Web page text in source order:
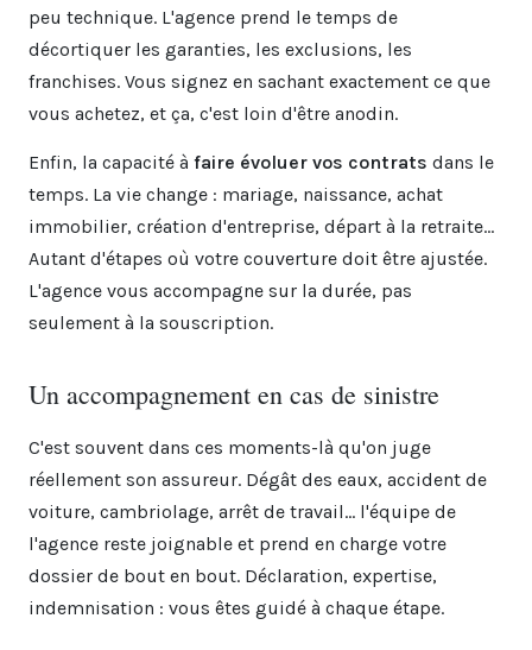
peu technique. L'agence prend le temps de
décortiquer les garanties, les exclusions, les
franchises. Vous signez en sachant exactement ce que
vous achetez, et ça, c'est loin d'être anodin.
Enfin, la capacité à faire évoluer vos contrats dans le
temps. La vie change : mariage, naissance, achat
immobilier, création d'entreprise, départ à la retraite...
Autant d'étapes où votre couverture doit être ajustée.
L'agence vous accompagne sur la durée, pas
seulement à la souscription.
Un accompagnement en cas de sinistre
C'est souvent dans ces moments-là qu'on juge
réellement son assureur. Dégât des eaux, accident de
voiture, cambriolage, arrêt de travail... l'équipe de
l'agence reste joignable et prend en charge votre
dossier de bout en bout. Déclaration, expertise,
indemnisation : vous êtes guidé à chaque étape.